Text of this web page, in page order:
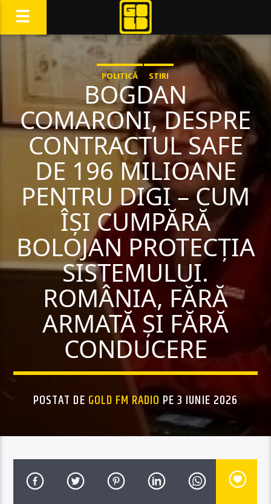
POLITICĂ STIRI
BOGDAN
COMARONI, DESPRE
CONTRACTUL SAFE
DE 196 MILIOANE
PENTRU DIGI – CUM
ÎȘI CUMPĂRĂ
BOLOJAN PROTECȚIA
SISTEMULUI.
ROMÂNIA, FĂRĂ
ARMATĂ ȘI FĂRĂ
CONDUCERE
POSTAT DE GOLD FM RADIO PE 3 IUNIE 2026